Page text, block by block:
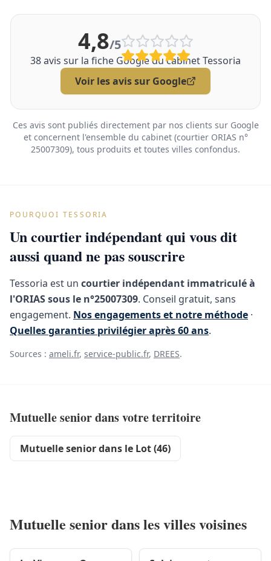
4,8/5
38avis sur la fiche Google du cabinet Tessoria
Voir les avis sur Google
Ces avis sont publiés directement par nos clients sur Google
et concernent l'ensemble du cabinet (courtier ORIAS n°
25007309), tous produits et toutes villes confondus.
POURQUOI TESSORIA
Un courtier indépendant qui vous dit
aussi quand ne pas souscrire
Tessoria est un courtier indépendant immatriculé à
l'ORIAS sous le n°25007309. Conseil gratuit, sans
engagement. Nos engagements et notre méthode ·
Quelles garanties privilégier après 60 ans.
Sources : ameli.fr, service-public.fr, DREES.
Mutuelle senior dans votre territoire
Mutuelle senior dans le Lot (46)
Mutuelle senior dans les villes voisines